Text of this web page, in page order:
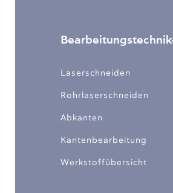
Laserschneiden
Rohrlaserschneiden
Abkanten
Kantenbearbeitung
Werkstoffübersicht